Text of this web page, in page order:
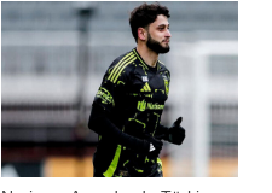
Sabuncuoğlu sosial şəbəkə
hesabında paylaşıb. Onun sözlərinə
görə, Salahın nümayəndəsi ilə